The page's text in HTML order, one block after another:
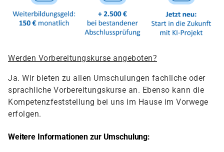
Werden Vorbereitungskurse angeboten?
Ja. Wir bieten zu allen Umschulungen fachliche oder
sprachliche Vorbereitungskurse an. Ebenso kann die
Kompetenzfeststellung bei uns im Hause im Vorwege
erfolgen.
Weitere Informationen zur Umschulung: